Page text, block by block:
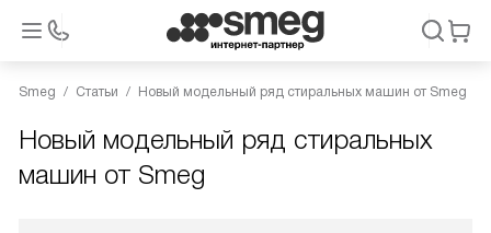
Smeg Статьи Новый модельный ряд стиральных машин от Smeg
Новый модельный ряд стиральных
машин от Smeg